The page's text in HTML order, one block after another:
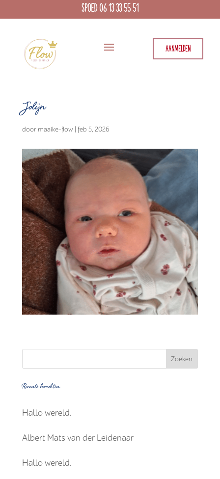
SPOED 06 13 33 55 51
AANMELDEN
Jolijn
door maaike-flow | feb 5, 2026
Recente berichten
Hallo wereld.
Albert Mats van der Leidenaar
Hallo wereld.